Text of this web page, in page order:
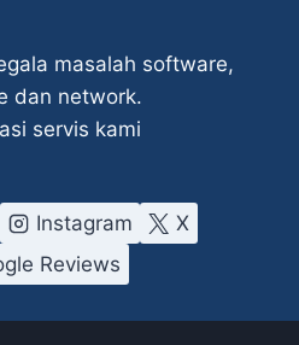
masalah software,
dan network.
servis kami
Instagram
X
Reviews